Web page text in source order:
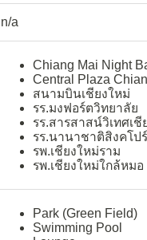
n/a
Chiang Mai Night
Central Plaza
สนามบินเชียงใหม่
รร.มงฟอร์ตวิทยาลัย
รร.สารสาสน์วิเทศเชี
รร.นานาชาติสิงคโป
รพ.เชียงใหม่ราม
รพ.เชียงใหม่ใกล้หมอ
Park (Green Field)
Swimming Pool